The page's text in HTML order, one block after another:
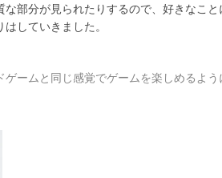
部分が見られたりするので、好きなこと
していきました。
ームと同じ感覚でゲームを楽しめるよう